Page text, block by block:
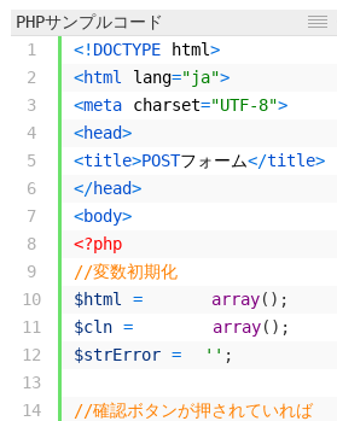
PHPサンプルコード
1
2
3
4
5
6
7
8
9
10
11
12
13
14
<! DOCTYPE html>
<html lang="ja">
<meta charset="UTF-8">
<head>
<title>POSTフォーム</title>
</head>
<body>
<?php
//変数初期化
$html
= array( ) ;
$cln = array( ) ;
$strError = '' ;
//確認ボタンが押されていれば